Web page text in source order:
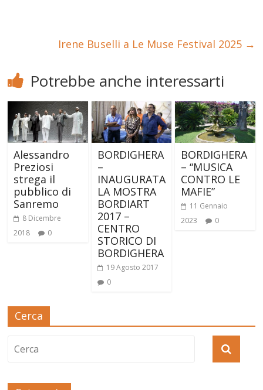
Irene Buselli a Le Muse Festival 2025 →
Potrebbe anche interessarti
Alessandro
Preziosi
strega il
pubblico di
Sanremo
8 Dicembre
2018
0
BORDIGHERA
–
INAUGURATA
LA MOSTRA
BORDIART
2017 –
CENTRO
STORICO DI
BORDIGHERA
19 Agosto 2017
0
BORDIGHERA
– “MUSICA
CONTRO LE
MAFIE”
11 Gennaio
2023
0
Cerca